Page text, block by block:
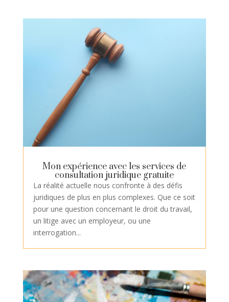
Mon expérience avec les services de
consultation juridique gratuite
La réalité actuelle nous confronte à des défis
juridiques de plus en plus complexes. Que ce soit
pour une question concernant le droit du travail,
un litige avec un employeur, ou une
interrogation...